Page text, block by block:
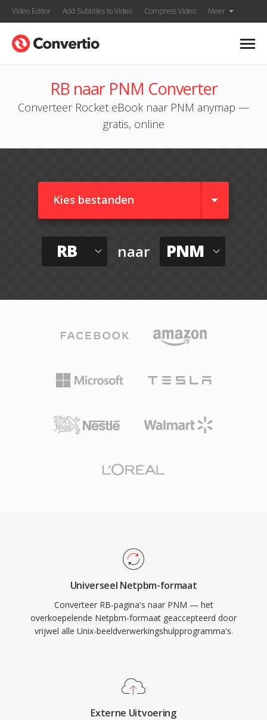
Video Editor Add Subtitles to Video Compress Video Meer
RB naar PNM Converter
Converteer Rocket eBook naar PNM anymap —
gratis, online
Kies bestanden
RB naar PNM
Universeel Netpbm-formaat
Converteer RB-pagina's naar PNM — het
overkoepelende Netpbm-formaat geaccepteerd door
vrijwel alle Unix-beeldverwerkingshulpprogramma's.
Externe Uitvoering